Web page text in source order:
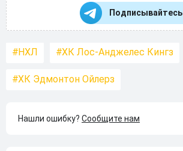
Подписывайтесь
НХЛ ХК Лос-Анджелес Кингз
ХК Эдмонтон Ойлерз
Нашли ошибку? Сообщите нам